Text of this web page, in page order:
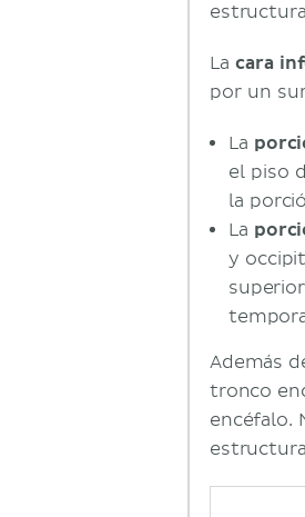
Lacara
por un
La
el piso
la
La
y
Además
tronco
encéfalo.